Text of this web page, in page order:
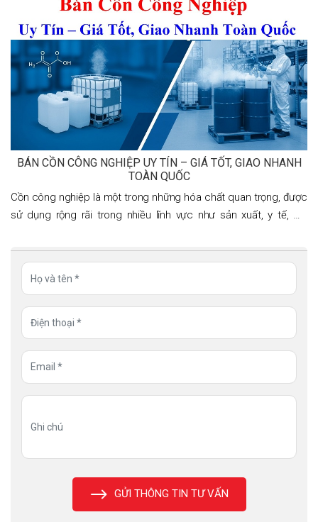
BÁN CỒN CÔNG NGHIỆP UY TÍN – GIÁ TỐT, GIAO NHANH
TOÀN QUỐC
Cồn công nghiệp là một trong những hóa chất quan trọng, được
sử dụng rộng rãi trong nhiều lĩnh vực như sản xuất, y tế, mỹ
năng hòa tan tốt và chi phí
GỬI THÔNG TIN TƯ VẤN